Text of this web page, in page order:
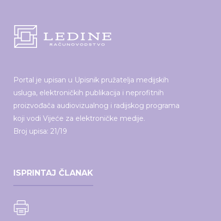
Portal je upisan u Upisnik pružatelja medijskih
usluga, elektroničkih publikacija i neprofitnih
proizvođača audiovizualnog i radijskog programa
koji vodi Vijeće za elektroničke medije.
Broj upisa: 21/19
ISPRINTAJ ČLANAK